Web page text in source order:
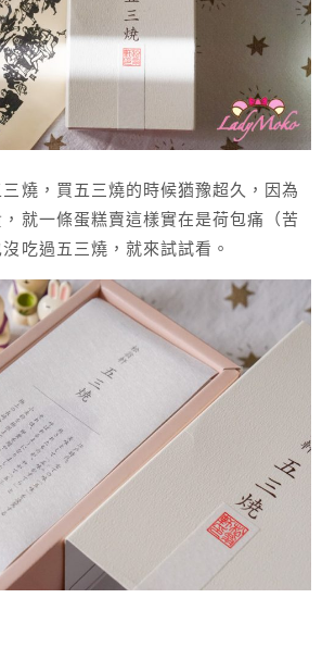
燒，買五三燒的時候猶豫超久，因為
就一條蛋糕賣這樣實在是荷包痛（苦
吃過五三燒，就來試試看。